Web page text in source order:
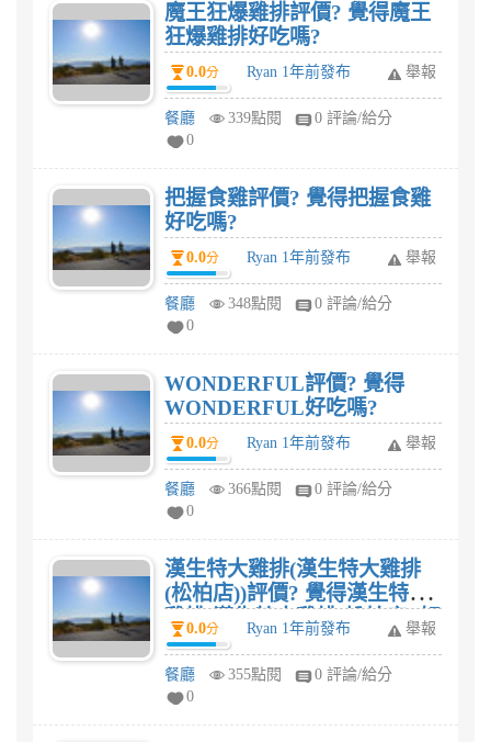
魔王狂爆雞排評價? 覺得魔王
狂爆雞排好吃嗎?
0.0分 Ryan 1年前發布 舉報
餐廳 339點閱
0 評論/給分
0
把握食雞評價? 覺得把握食雞
好吃嗎?
0.0分 Ryan 1年前發布 舉報
餐廳 348點閱
0 評論/給分
0
WONDERFUL評價? 覺得
WONDERFUL好吃嗎?
0.0分 Ryan 1年前發布 舉報
餐廳 366點閱
0 評論/給分
0
漢生特大雞排(漢生特大雞排
(松柏店))評價? 覺得漢生特大
雞排(漢生特大雞排(松柏店))好
吃嗎?
0.0分 Ryan 1年前發布 舉報
餐廳 355點閱
0 評論/給分
0